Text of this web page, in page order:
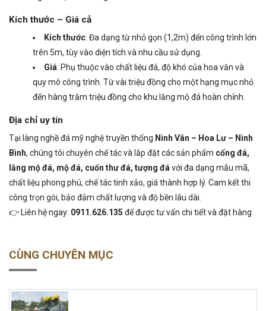
Kích thước – Giá cả
Kích thước: Đa dạng từ nhỏ gọn (1,2m) đến công trình lớn
trên 5m, tùy vào diện tích và nhu cầu sử dụng.
Giá: Phụ thuộc vào chất liệu đá, độ khó của hoa văn và
quy mô công trình. Từ vài triệu đồng cho một hạng mục nhỏ
đến hàng trăm triệu đồng cho khu lăng mộ đá hoàn chỉnh.
Địa chỉ uy tín
Tại làng nghề đá mỹ nghệ truyền thống Ninh Vân – Hoa Lư – Ninh
Bình, chúng tôi chuyên chế tác và lắp đặt các sản phẩm cổng đá,
lăng mộ đá, mộ đá, cuốn thư đá, tượng đávới đa dạng mẫu mã,
chất liệu phong phú, chế tác tinh xảo, giá thành hợp lý. Cam kết thi
công trọn gói, bảo đảm chất lượng và độ bền lâu dài.
👉 Liên hệ ngay: 0911.626.135 để được tư vấn chi tiết và đặt hàng
CÙNG CHUYÊN MỤC